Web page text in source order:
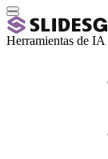
Herramientas de IA